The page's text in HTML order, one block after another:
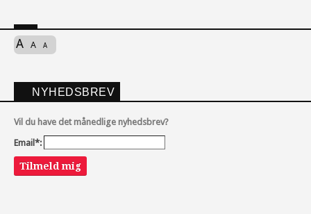
A A A
NYHEDSBREV
Vil du have det månedlige nyhedsbrev?
Email*:
Tilmeld mig